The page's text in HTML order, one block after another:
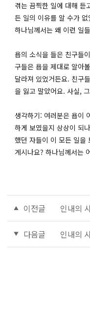
겪는 끔찍한 일에 대해 듣
든 일의 이유를 알 수가
하나님께서는 왜 이런 일
욥의 소식을 들은 친구들
구들은 욥을 제대로 알아
달라져 있었거든요. 친구
을 잃고 말았어요. 사실,
생각하기: 여러분은 욥이
하게 보였을지 상상이 되
했던 자들이 이 모든 일을
계시나요? 하나님께서는
이전글 인내의
다음글 인내의